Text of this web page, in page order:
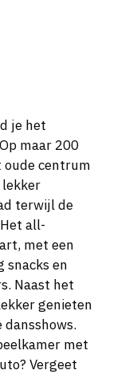
je het
maar 200
oude centrum
terwijl de
all-
met een
snacks en
Naast het
genieten
met
Vergeet